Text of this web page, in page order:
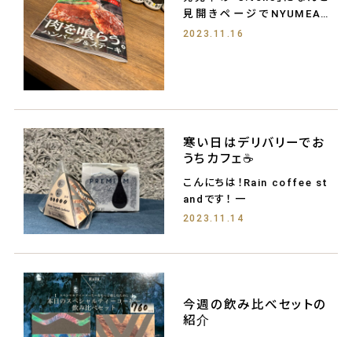
見開きページでNYUMEAT
が掲載され
2023.11.16
寒い日はデリバリーでお
うちカフェ☕️
こんにちは！Rain coffee st
andです！ 一
2023.11.14
今週の飲み比べセットの
紹介